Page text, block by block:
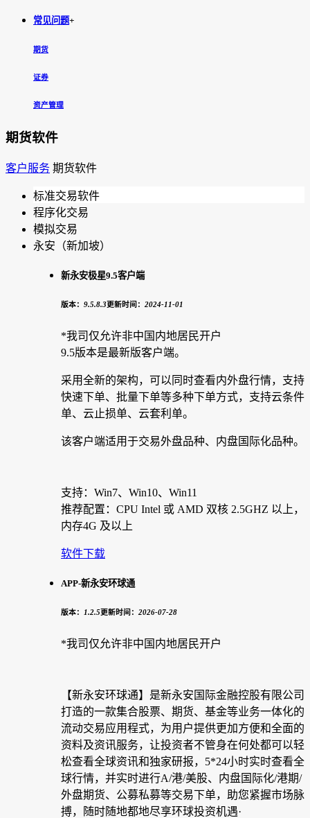
常见问题+
期货
证券
资产管理
期货软件
客户服务 期货软件
标准交易软件
程序化交易
模拟交易
永安（新加坡）
新永安极星9.5客户端
版本： 9.5.8.3更新时间： 2024-11-01
*我司仅允许非中国内地居民开户
9.5版本是最新版客户端。
采用全新的架构，可以同时查看内外盘行情，支持
快速下单、批量下单等多种下单方式，支持云条件
单、云止损单、云套利单。
该客户端适用于交易外盘品种、内盘国际化品种。
支持：Win7、Win10、Win11
推荐配置：CPU Intel 或 AMD 双核 2.5GHZ 以上，
内存4G 及以上
软件下载
APP-新永安环球通
版本： 1.2.5更新时间： 2026-07-28
*我司仅允许非中国内地居民开户
【新永安环球通】是新永安国际金融控股有限公司
打造的一款集合股票、期货、基金等业务一体化的
流动交易应用程式，为用户提供更加方便和全面的
资料及资讯服务，让投资者不管身在何处都可以轻
松查看全球资讯和独家研报，5*24小时实时查看全
球行情，并实时进行A/港/美股、内盘国际化/港期/
外盘期货、公募私募等交易下单，助您紧握市场脉
搏，随时随地都地尽享环球投资机遇·